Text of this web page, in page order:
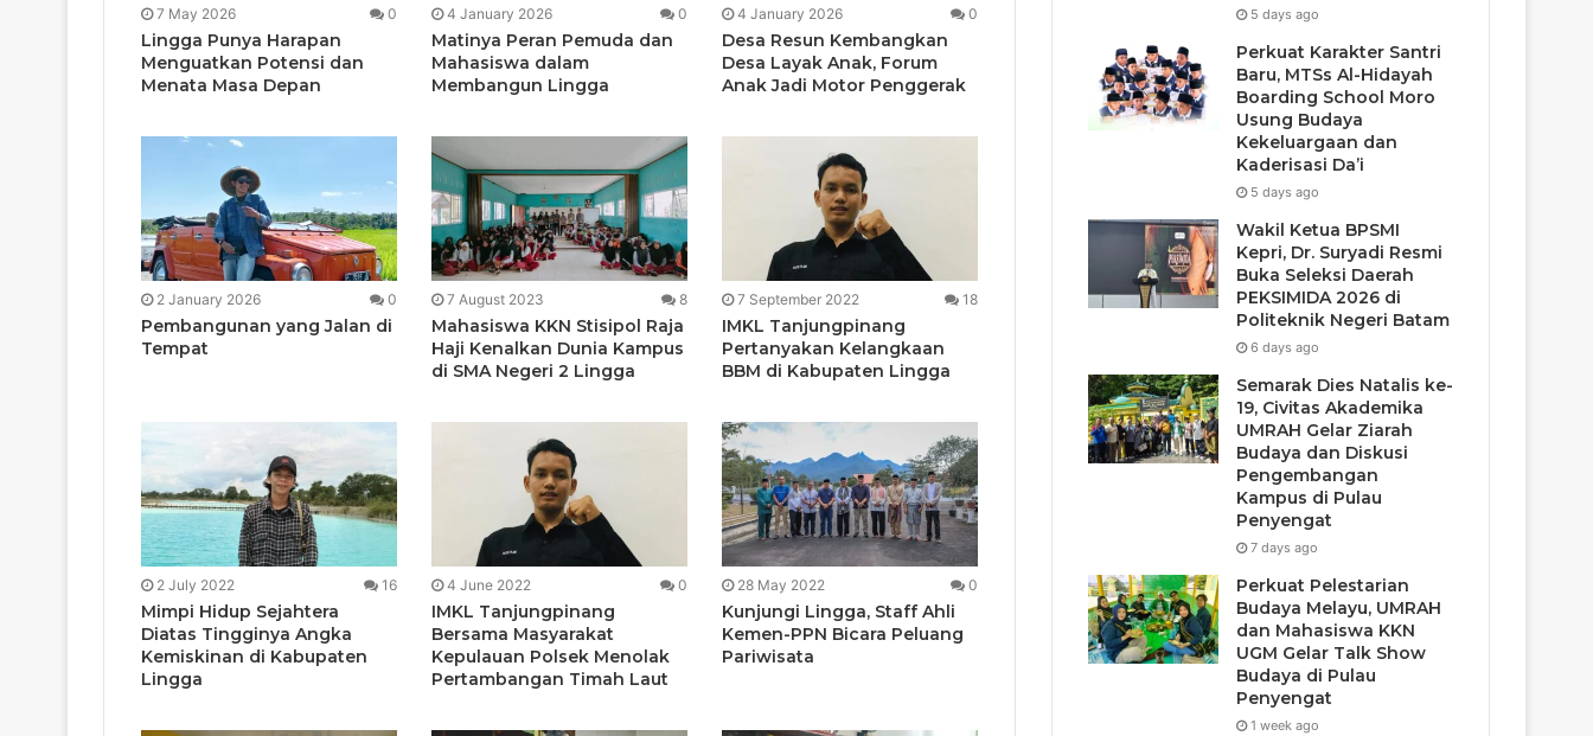
7 May 2026 0
Lingga Punya Harapan
Menguatkan Potensi dan
Menata Masa Depan
4 January 2026 0
Matinya Peran Pemuda dan
Mahasiswa dalam
Membangun Lingga
4 January 2026 0
Desa Resun Kembangkan
Desa Layak Anak, Forum
Anak Jadi Motor Penggerak
2 January 2026 0
Pembangunan yang Jalan di
Tempat
7 August 2023 8
Mahasiswa KKN Stisipol Raja
Haji Kenalkan Dunia Kampus
di SMA Negeri 2 Lingga
7 September 2022 18
IMKL Tanjungpinang
Pertanyakan Kelangkaan
BBM di Kabupaten Lingga
2 July 2022 16
Mimpi Hidup Sejahtera
Diatas Tingginya Angka
Kemiskinan di Kabupaten
Lingga
4 June 2022 0
IMKL Tanjungpinang
Bersama Masyarakat
Kepulauan Polsek Menolak
Pertambangan Timah Laut
28 May 2022 0
Kunjungi Lingga, Staff Ahli
Kemen-PPN Bicara Peluang
Pariwisata
5 days ago
Perkuat Karakter Santri
Baru, MTSs Al-Hidayah
Boarding School Moro
Usung Budaya
Kekeluargaan dan
Kaderisasi Da’i
5 days ago
Wakil Ketua BPSMI
Kepri, Dr. Suryadi Resmi
Buka Seleksi Daerah
PEKSIMIDA 2026 di
Politeknik Negeri Batam
6 days ago
Semarak Dies Natalis ke-
19, Civitas Akademika
UMRAH Gelar Ziarah
Budaya dan Diskusi
Pengembangan
Kampus di Pulau
Penyengat
7 days ago
Perkuat Pelestarian
Budaya Melayu, UMRAH
dan Mahasiswa KKN
UGM Gelar Talk Show
Budaya di Pulau
Penyengat
1 week ago